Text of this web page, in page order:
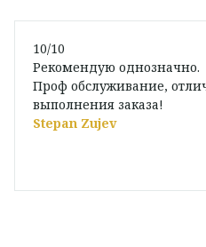
10/10
Рекомендую однозначно.
Проф обслуживание,
выполнения заказа!
Stepan Zujev